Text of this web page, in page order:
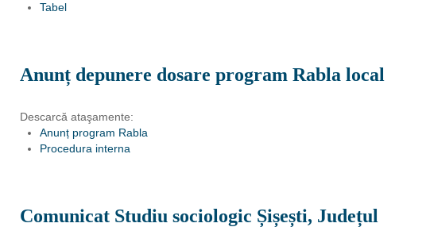
Tabel
Anunț depunere dosare program Rabla local
Descarcă ataşamente:
Anunț program Rabla
Procedura interna
Comunicat Studiu sociologic Șișești, Județul